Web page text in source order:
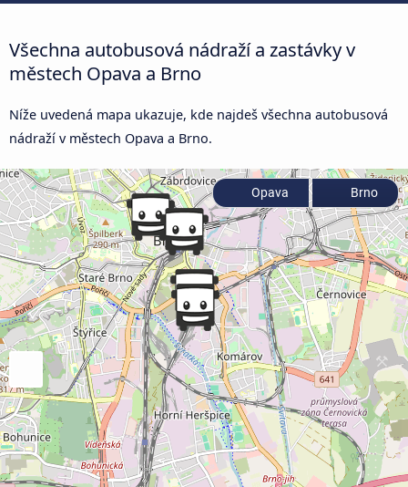
Všechna autobusová nádraží a zastávky v
městech Opava a Brno
Níže uvedená mapa ukazuje, kde najdeš všechna autobusová
nádraží v městech Opava a Brno.
Opava Brno